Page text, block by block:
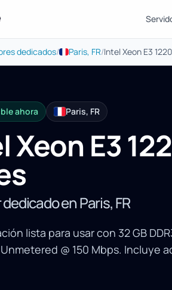
dedicados/ Paris, FR/Intel Xeon E3
ahora Paris, FR
Xeon E3
en Paris, FR
lista para usar con 32 GB
@ 150 Mbps. Incluye